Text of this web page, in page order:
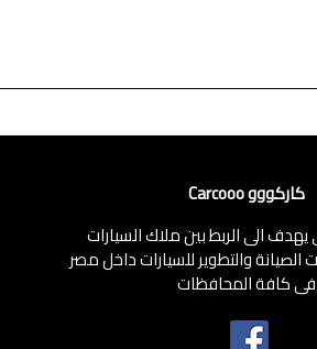
كاركووو Carcooo
الى الربط بين ملاك السيارات
والتطوير للسيارات داخل مصر
فى كافة المحافظات